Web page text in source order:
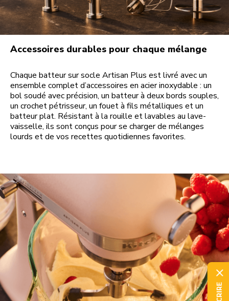
Accessoires durables pour chaque mélange
Chaque batteur sur socle Artisan Plus est livré avec un
ensemble complet d’accessoires en acier inoxydable : un
bol soudé avec précision, un batteur à deux bords souples,
un crochet pétrisseur, un fouet à fils métalliques et un
batteur plat. Résistant à la rouille et lavables au lave-
vaisselle, ils sont conçus pour se charger de mélanges
lourds et de vos recettes quotidiennes favorites.